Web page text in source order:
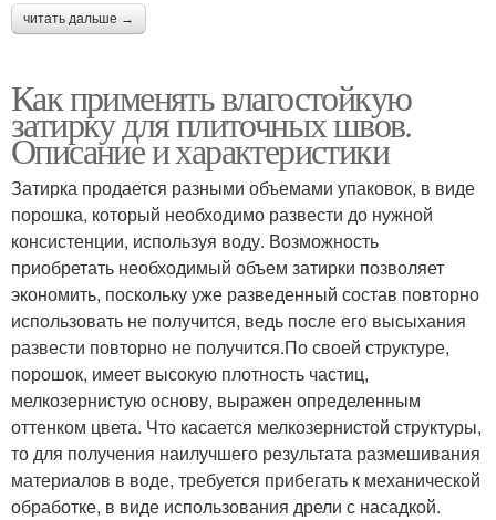
читать дальше →
Как применять влагостойкую
затирку для плиточных швов.
Описание и характеристики
Затирка продается разными объемами упаковок, в виде
порошка, который необходимо развести до нужной
консистенции, используя воду. Возможность
приобретать необходимый объем затирки позволяет
экономить, поскольку уже разведенный состав повторно
использовать не получится, ведь после его высыхания
развести повторно не получится.По своей структуре,
порошок, имеет высокую плотность частиц,
мелкозернистую основу, выражен определенным
оттенком цвета. Что касается мелкозернистой структуры,
то для получения наилучшего результата размешивания
материалов в воде, требуется прибегать к механической
обработке, в виде использования дрели с насадкой.